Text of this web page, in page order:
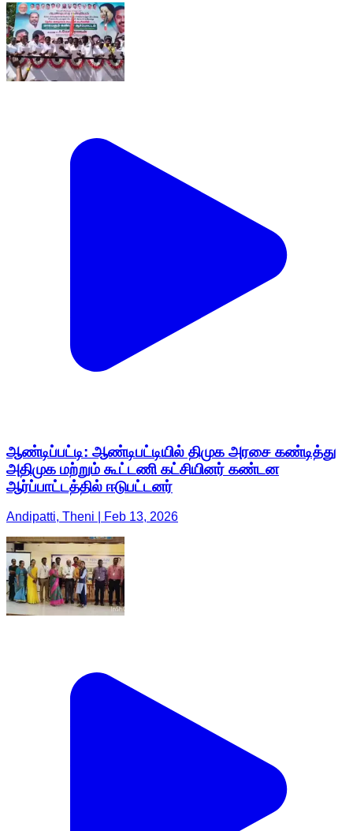
ஆண்டிப்பட்டி: ஆண்டிபட்டியில் திமுக அரசை கண்டித்து
அதிமுக மற்றும் கூட்டணி கட்சியினர் கண்டன
ஆர்ப்பாட்டத்தில் ஈடுபட்டனர்
Andipatti, Theni | Feb 13, 2026